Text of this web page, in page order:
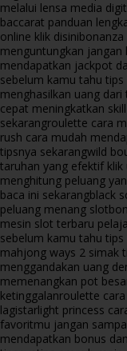
melalui lensa media
baccarat panduan
online klik disini
menguntungkan jangan
mendapatkan jackpot
sebelum kamu tahu tips
menghasilkan uang
cepat meningkatkan
sekarangroulette cara
rush cara mudah
tipsnya sekarangwild
taruhan yang efektif
menghitung peluang
baca ini sekarangblack
peluang menang slot
mesin slot terbaru
sebelum kamu tahu tips
mahjong ways 2 simak
menggandakan uang
memenangkan pot
ketinggalanroulette
lagistarlight princess
favoritmu jangan
mendapatkan bonus